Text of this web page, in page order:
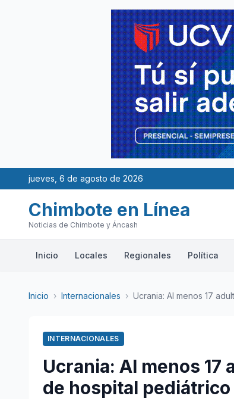
jueves, 6 de agosto de 2026
Chimbote en Línea
Noticias de Chimbote y Áncash
Inicio Locales Regionales Política
Inicio › Internacionales › Ucrania: Al menos 17
INTERNACIONALES
Ucrania: Al menos
de hospital